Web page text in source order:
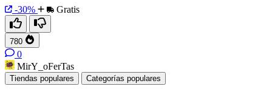
-30% Gratis
780
0
MirY_oFerTas
Tiendas populares Categorías populares